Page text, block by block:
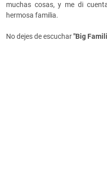
muchas cosas, y me di
hermosa familia.
No dejes de escuchar"Big